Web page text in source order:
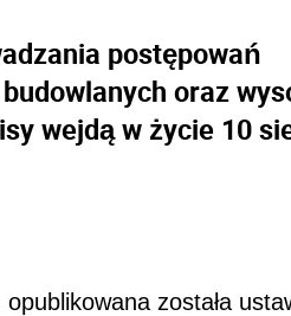
postępowań
oraz
wejdą w życie 10
została